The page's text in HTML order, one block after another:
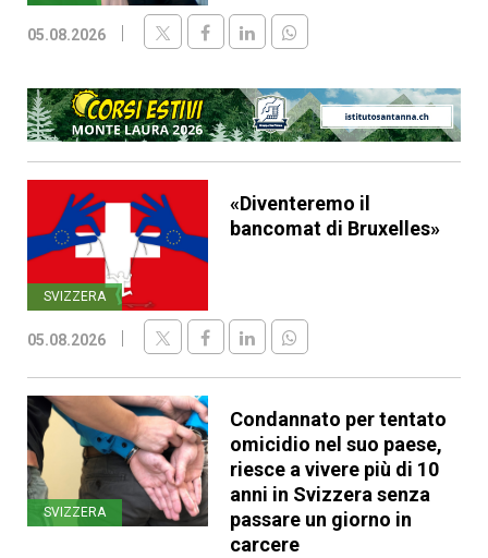
05.08.2026
SVIZZERA
«Diventeremo il
bancomat di Bruxelles»
05.08.2026
SVIZZERA
Condannato per tentato
omicidio nel suo paese,
riesce a vivere più di 10
anni in Svizzera senza
passare un giorno in
carcere